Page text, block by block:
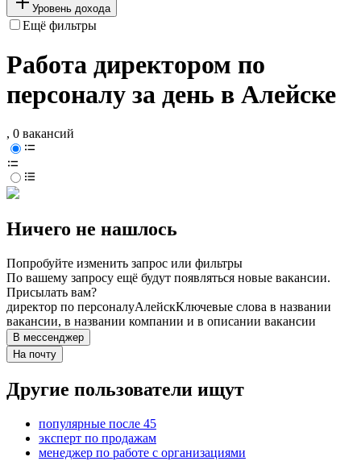
Уровень дохода
Ещё фильтры
Работа директором по
персоналу за день в Алейске
, 0 вакансий
Ничего не нашлось
Попробуйте изменить запрос или фильтры
По вашему запросу ещё будут появляться новые вакансии.
Присылать вам?
директор по персоналуАлейскКлючевые слова в названии
вакансии, в названии компании и в описании вакансии
В мессенджер
На почту
Другие пользователи ищут
популярные после 45
эксперт по продажам
менеджер по работе с организациями